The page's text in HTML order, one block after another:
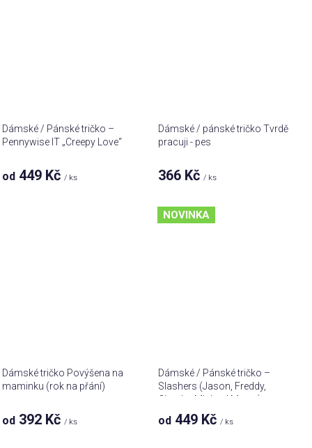
Dámské / Pánské tričko –
Pennywise IT „Creepy Love“
od 449 Kč/ ks
Dámské / pánské tričko Tvrdě
pracuji - pes
366 Kč/ ks
Dámské tričko Povýšena na
maminku (rok na přání)
od 392 Kč / ks
NOVINKA
Dámské / Pánské tričko –
Slashers (Jason, Freddy,
Chucky, Michael Myers)
od 449 Kč / ks